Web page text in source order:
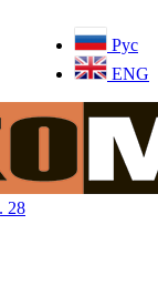
Рус
ENG
28